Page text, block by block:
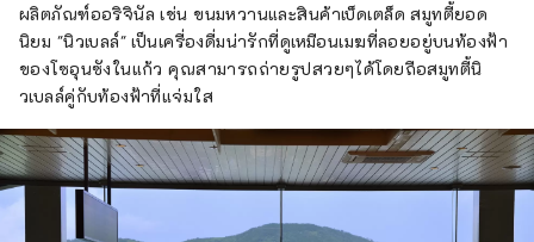
ผลิตภัณฑ์ออริจินัล เช่น ขนมหวานและสินค้าเบ็ดเตล็ด สมูทตี้ยอด
นิยม "นิวเบลล์" เป็นเครื่องดื่มน่ารักที่ดูเหมือนเมฆที่ลอยอยู่บนท้องฟ้า
ของโซอุนซังในแก้ว คุณสามารถถ่ายรูปสวยๆได้โดยถือสมูทตี้นิ
วเบลล์คู่กับท้องฟ้าที่แจ่มใส